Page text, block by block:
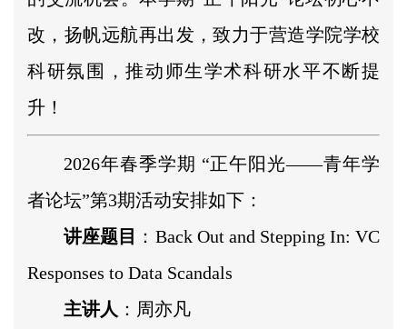
改，扬帆远航再出发，致力于营造学院学校
科研氛围，推动师生学术科研水平不断提
升！
2026年春季学期 “正午阳光——青年学
者论坛”第3期活动安排如下：
讲座题目 ：Back Out and Stepping In: VC
Responses to Data Scandals
主讲人 ：周亦凡